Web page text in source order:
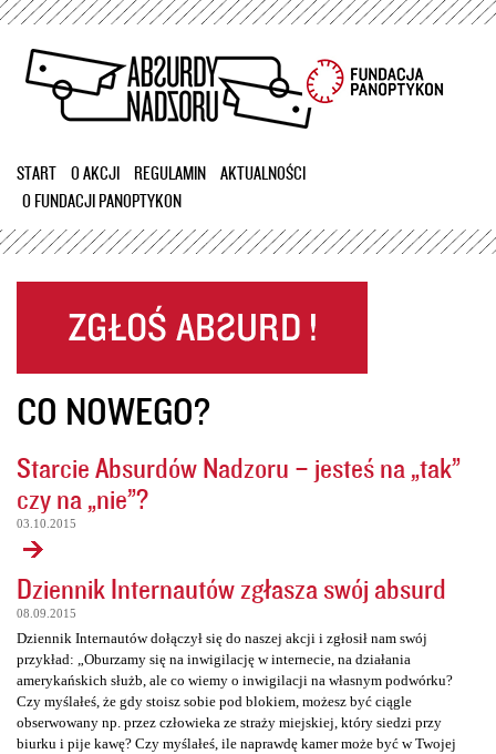
Przejdź
treści
START O AKCJI REGULAMIN
AKTUALNOŚCI
O FUNDACJI PANOPTYKON
CO NOWEGO?
Starcie Absurdów Nadzoru – jesteś na „tak”
czy na „nie”?
03.10.2015
Dziennik Internautów zgłasza swój absurd
08.09.2015
Dziennik Internautów dołączył się do naszej akcji i zgłosił nam swój
przykład: „Oburzamy się na inwigilację w internecie, na działania
amerykańskich służb, ale co wiemy o inwigilacji na własnym podwórku?
Czy myślałeś, że gdy stoisz sobie pod blokiem, możesz być ciągle
obserwowany np. przez człowieka ze straży miejskiej, który siedzi przy
biurku i pije kawę? Czy myślałeś, ile naprawdę kamer może być w Twojej